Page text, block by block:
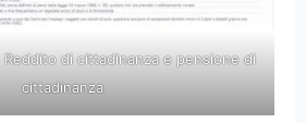
di cittadinanza e pensione di
cittadinanza